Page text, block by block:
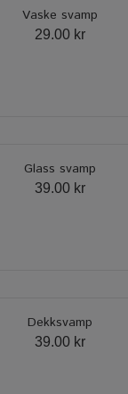
Vaske svamp
29.00 kr
Glass svamp
39.00 kr
Dekksvamp
39.00 kr